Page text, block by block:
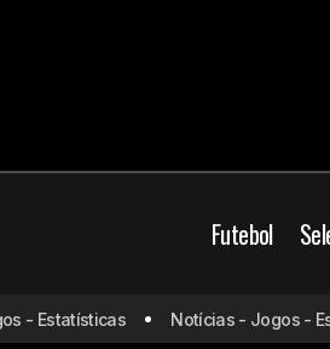
Futebol
Bayern lidera ranking da UEFA; veja a
lista
Estatísticas Notícias - Jogos -